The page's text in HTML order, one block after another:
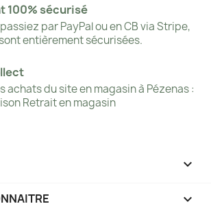
100% sécurisé
par PayPal ou en CB via Stripe,
entièrement sécurisées.
achats du site en magasin à Pézenas :
Retrait en magasin

